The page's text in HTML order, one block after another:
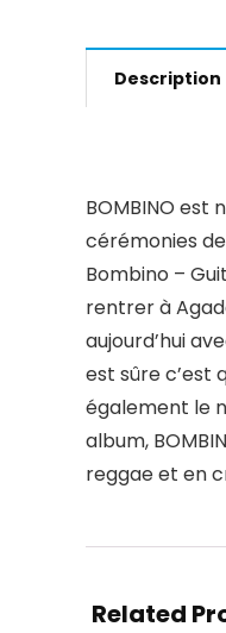
Description
BOMBINO est
cérémonies
Bombino –
rentrer à
aujourd’hui
est sûre c’est
également le
album,
reggae et en
Related